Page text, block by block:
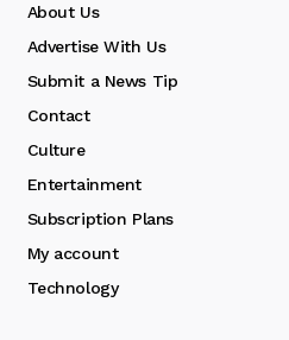
About Us
Advertise With Us
Submit a News Tip
Contact
Culture
Entertainment
Subscription Plans
My account
Technology